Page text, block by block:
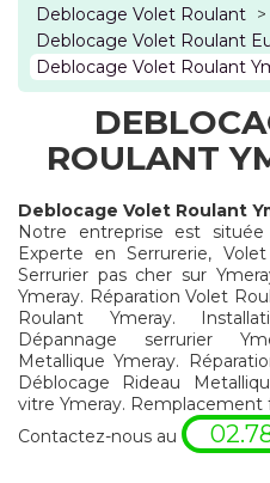
Deblocage Volet Roulant >
Deblocage Volet Roulant
Deblocage Volet Roulant
ROULANT
Deblocage Volet Roulant
Notre entreprise est
Experte en Serrurerie,
Serrurier pas cher sur
Ymeray. Réparation Volet
Roulant Ymeray.
Dépannage serrurier
Metallique Ymeray.
Déblocage Rideau
vitre Ymeray. Remplacement
Contactez-nous au